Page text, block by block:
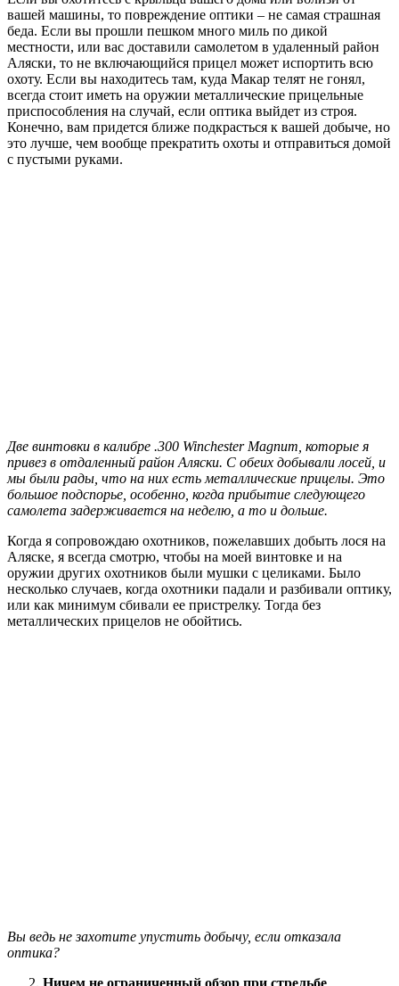
вашей машины, то повреждение оптики – не самая страшная
беда. Если вы прошли пешком много миль по дикой
местности, или вас доставили самолетом в удаленный район
Аляски, то не включающийся прицел может испортить всю
охоту. Если вы находитесь там, куда Макар телят не гонял,
всегда стоит иметь на оружии металлические прицельные
приспособления на случай, если оптика выйдет из строя.
Конечно, вам придется ближе подкрасться к вашей добыче, но
это лучше, чем вообще прекратить охоты и отправиться домой
с пустыми руками.
Две винтовки в калибре .300 Winchester Magnum, которые я
привез в отдаленный район Аляски. С обеих добывали лосей, и
мы были рады, что на них есть металлические прицелы. Это
большое подспорье, особенно, когда прибытие следующего
самолета задерживается на неделю, а то и дольше.
Когда я сопровождаю охотников, пожелавших добыть лося на
Аляске, я всегда смотрю, чтобы на моей винтовке и на
оружии других охотников были мушки с целиками. Было
несколько случаев, когда охотники падали и разбивали оптику,
или как минимум сбивали ее пристрелку. Тогда без
металлических прицелов не обойтись.
Вы ведь не захотите упустить добычу, если отказала
оптика?
Ничем не ограниченный обзор при стрельбе